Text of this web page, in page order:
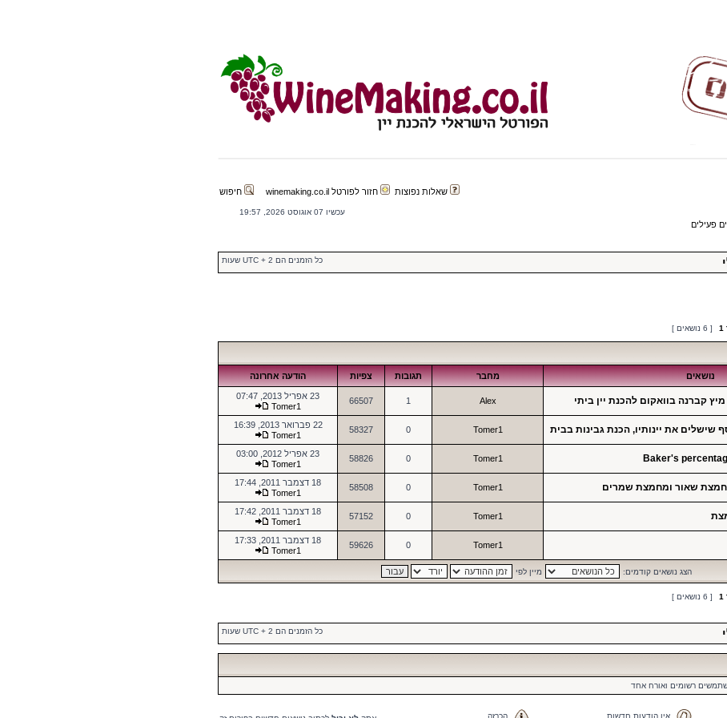
שאלות נפוצות חזור לפורטל winemaking.co.il חיפוש
עכשיו 07 אוגוסט 2026, 19:57
פעילים
כל הזמנים הם UTC + 2 שעות
1 [ 6 נושאים ]
נושאים מחבר תגובות צפיות הודעה אחרונה
Alex
1
66507
23 אפריל 2013, 07:47
Tomer1
את יינותיו, הכנת גבינות בבית Tomer1
0
58327
22 פברואר 2013, 16:39
Tomer1
Tomer1
0
58826
23 אפריל 2012, 03:00
Tomer1
שאור ומחמצת שמרים Tomer1
0
58508
18 דצמבר 2011, 17:44
Tomer1
Tomer1
0
57152
18 דצמבר 2011, 17:42
Tomer1
Tomer1
0
59626
18 דצמבר 2011, 17:33
Tomer1
הצג נושאים קודמים: מיין לפי
1 [ 6 נושאים ]
כל הזמנים הם UTC + 2 שעות
רשומים ואורח אחד
אין הודעות חדשות הכרזה